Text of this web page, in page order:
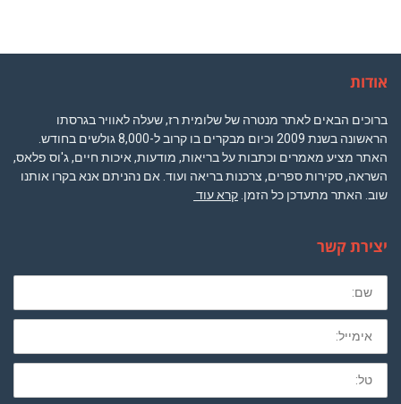
אודות
ברוכים הבאים לאתר מנטרה של שלומית רז, שעלה לאוויר בגרסתו
הראשונה בשנת 2009 וכיום מבקרים בו קרוב ל-8,000 גולשים בחודש.
האתר מציע מאמרים וכתבות על בריאות, מודעות, איכות חיים, ג'וס פלאס,
השראה, סקירות ספרים, צרכנות בריאה ועוד. אם נהניתם אנא בקרו אותנו
שוב. האתר מתעדכן כל הזמן. קרא עוד
יצירת קשר
שם
מלא
חובה
לא
חובה